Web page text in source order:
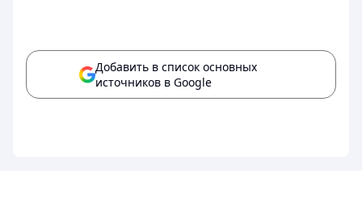
Добавить в список основных
источников в Google